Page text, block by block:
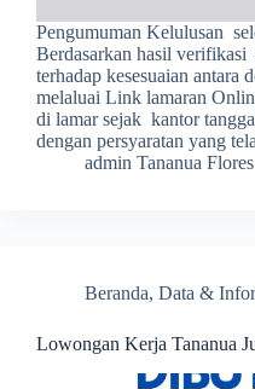
Pengumuman Kelulusan
Berdasarkan hasil
terhadap kesesuaian antara
melaluai Link lamaran
di lamar sejak kantor
dengan persyaratan yang
admin Tananua Flores
Beranda, Data &
Lowongan Kerja Tananua